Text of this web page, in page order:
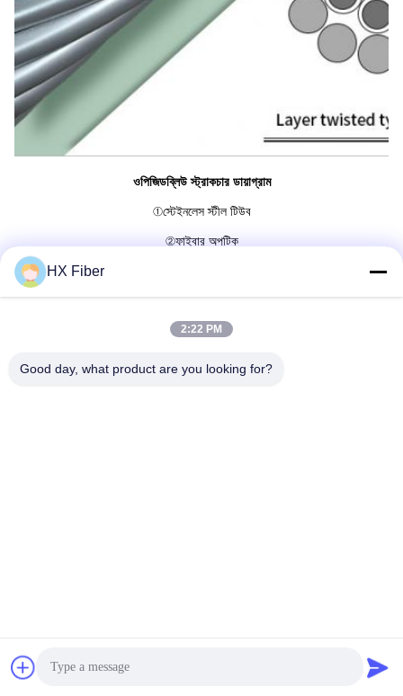
ওপিজিডব্লিউ স্ট্রাকচার ডায়াগ্রাম
①স্টেইনলেস স্টীল টিউব
②ফাইবার অপটিক
HX Fiber
2:22 PM
Good day, what product are you looking for?